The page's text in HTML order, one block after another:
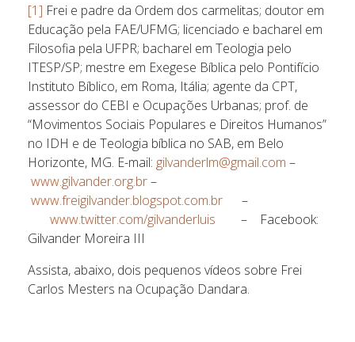
[1] Frei e padre da Ordem dos carmelitas; doutor em
Educação pela FAE/UFMG; licenciado e bacharel em
Filosofia pela UFPR; bacharel em Teologia pelo
ITESP/SP; mestre em Exegese Bíblica pelo Pontifício
Instituto Bíblico, em Roma, Itália; agente da CPT,
assessor do CEBI e Ocupações Urbanas; prof. de
“Movimentos Sociais Populares e Direitos Humanos”
no IDH e de Teologia bíblica no SAB, em Belo
Horizonte, MG. E-mail: gilvanderlm@gmail.com –
www.gilvander.org.br–
www.freigilvander.blogspot.com.br –
www.twitter.com/gilvanderluis – Facebook:
Gilvander Moreira III
Assista, abaixo, dois pequenos vídeos sobre Frei
Carlos Mesters na Ocupação Dandara.